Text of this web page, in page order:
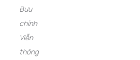
Bưu
chính
Viễn
thông